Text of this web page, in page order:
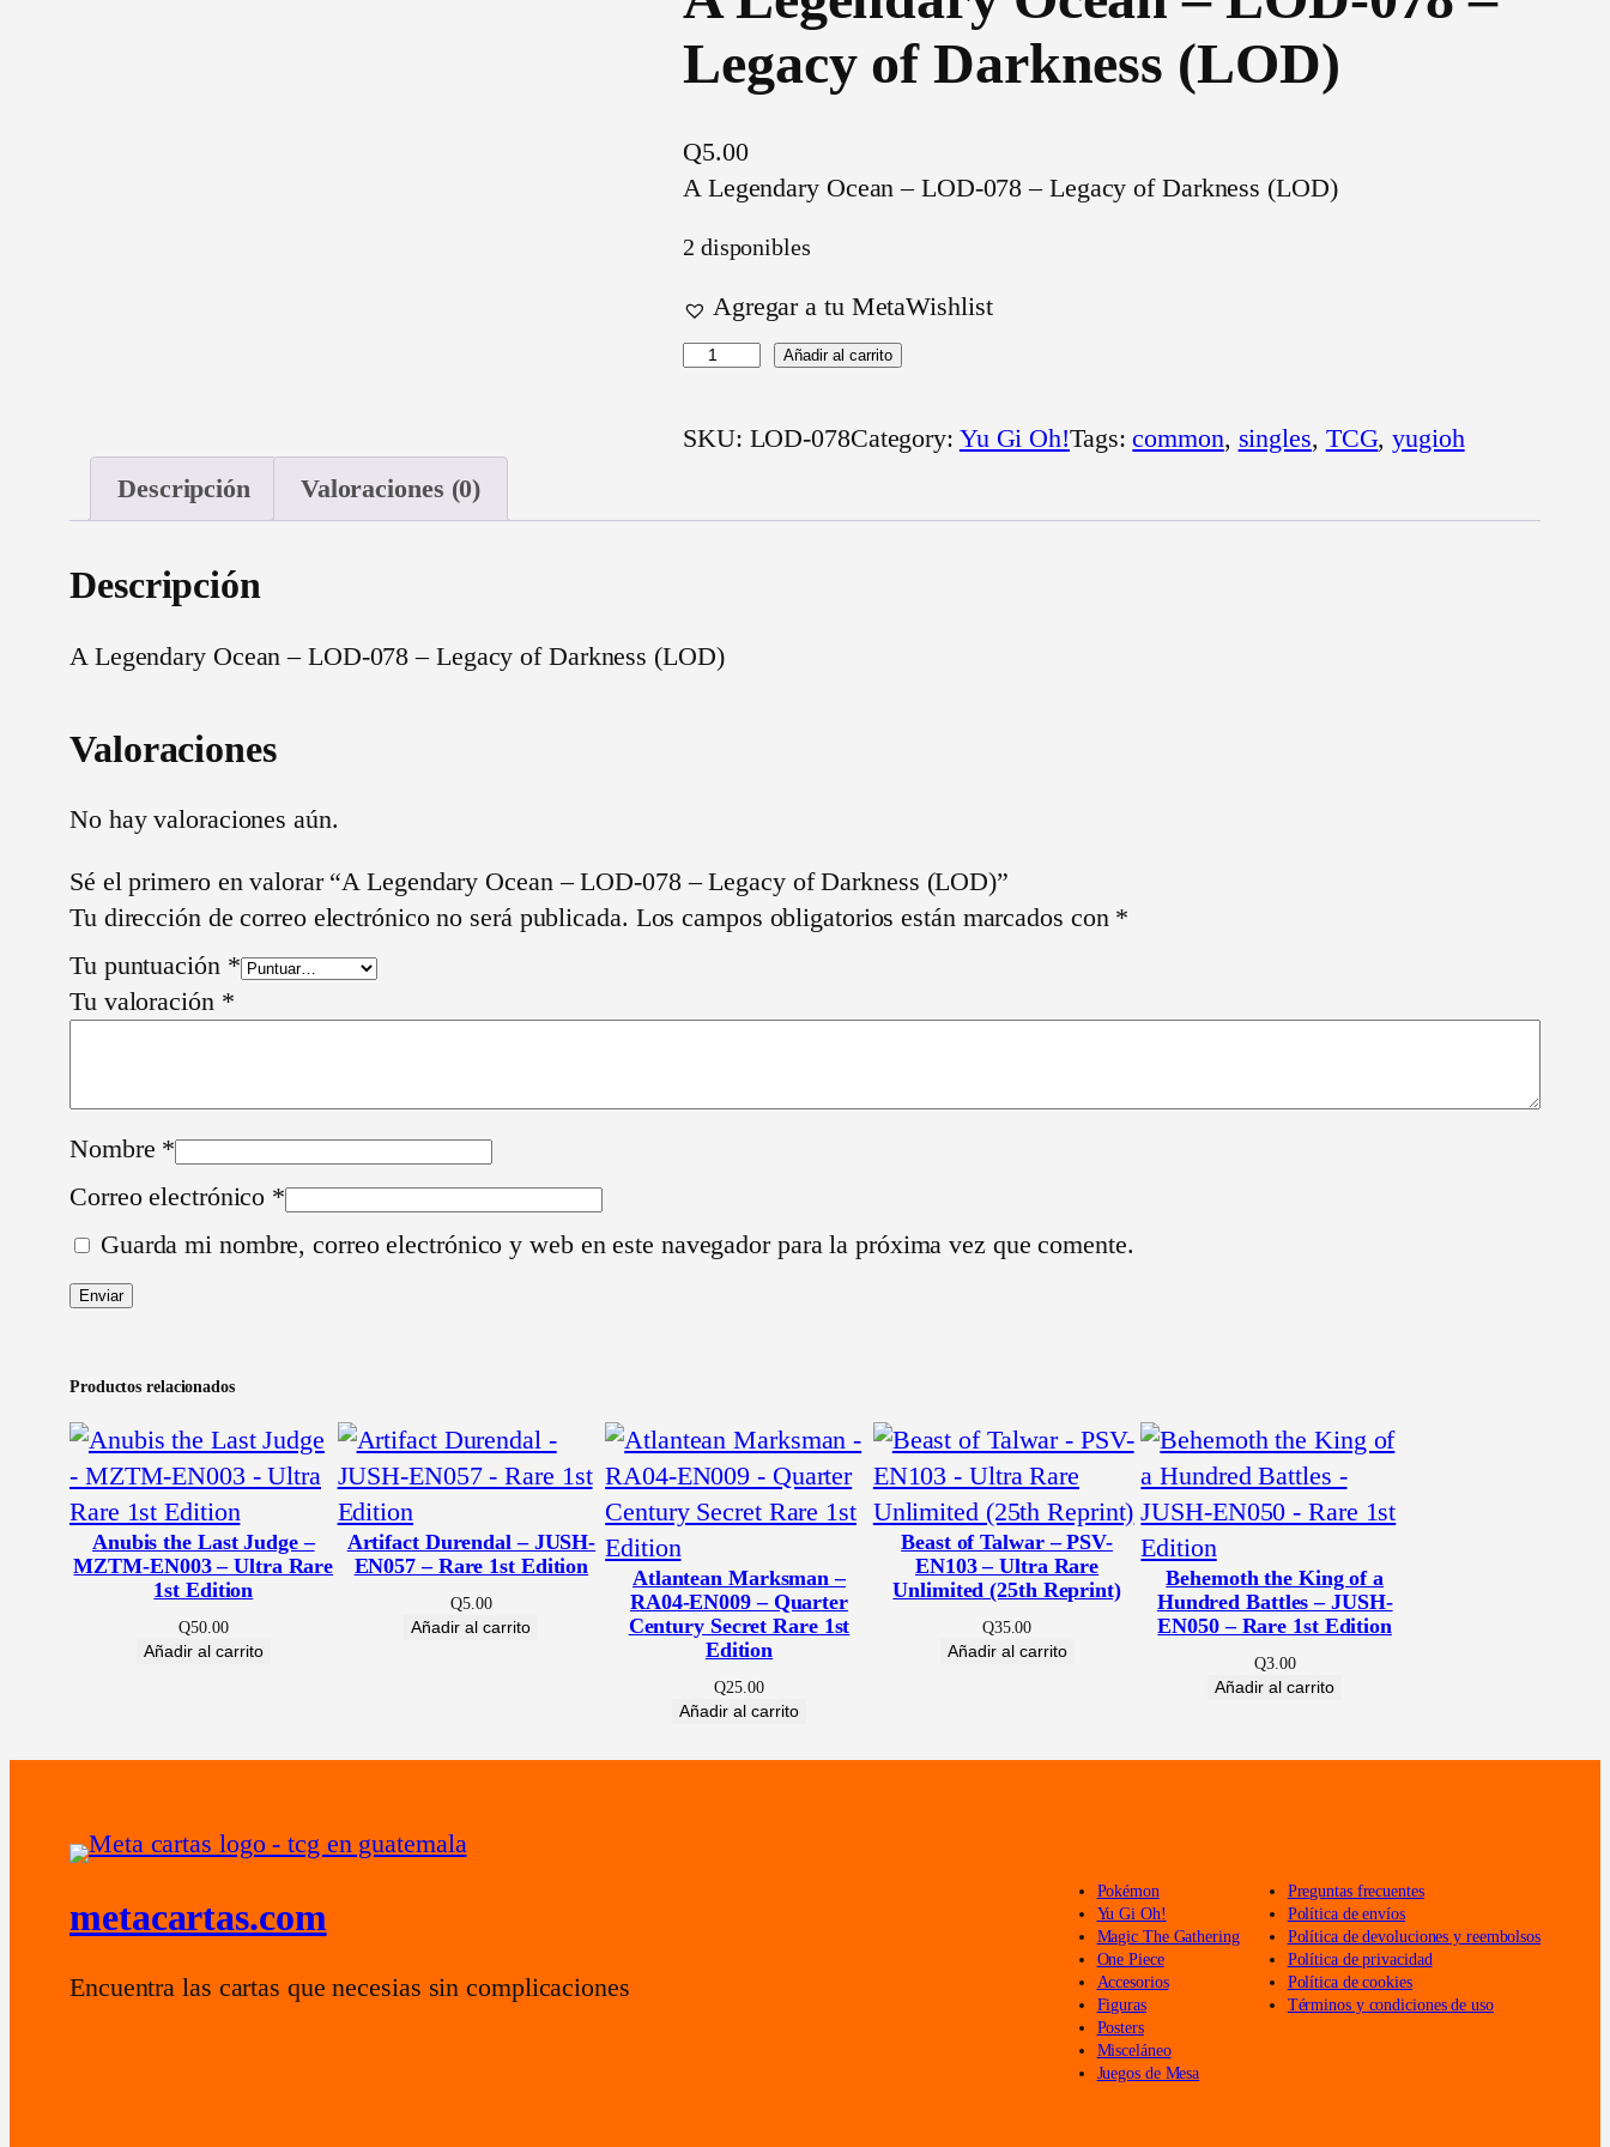
Legacy of Darkness (LOD)
Q5.00
A Legendary Ocean – LOD-078 – Legacy of Darkness (LOD)
2 disponibles
Agregar a tu MetaWishlist
e
r
L
7
e
o
f
D
r
k
s
s
Añadir al carrito
SKU: LOD-078Category: Yu Gi Oh!Tags:common, singles, TCG, yugioh
Descripción
Valoraciones (0)
Descripción
A Legendary Ocean – LOD-078 – Legacy of Darkness (LOD)
Valoraciones
No hay valoraciones aún.
Sé el primero en valorar “A Legendary Ocean – LOD-078 – Legacy of Darkness (LOD)”
Tu dirección de correo electrónico no será publicada. Los campos obligatorios están marcados con *
Tu puntuación *
Tu valoración *
Nombre *
Correo electrónico *
Guarda mi nombre, correo electrónico y web en este navegador para la próxima vez que comente.
Productos relacionados
Anubis the Last Judge –
MZTM-EN003 – Ultra Rare
1st Edition
Q50.00
Añadir al carrito
Artifact Durendal – JUSH-
EN057 – Rare 1st Edition
Q5.00
Añadir al carrito
Atlantean Marksman –
RA04-EN009 – Quarter
Century Secret Rare 1st
Edition
Q25.00
Añadir al carrito
Beast of Talwar – PSV-
EN103 – Ultra Rare
Unlimited (25th Reprint)
Q35.00
Añadir al carrito
Behemoth the King of a
Hundred Battles – JUSH-
EN050 – Rare 1st Edition
Q3.00
Añadir al carrito
metacartas.com
Encuentra las cartas que necesias sin complicaciones
Pokémon
Yu Gi Oh!
Magic The Gathering
One Piece
Accesorios
Figuras
Posters
Misceláneo
Juegos de Mesa
Preguntas frecuentes
Política de envíos
Política de devoluciones y reembolsos
Política de privacidad
Política de cookies
Términos y condiciones de uso